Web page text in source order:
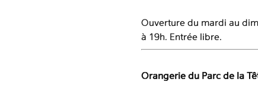
Ouverture du mardi au
à 19h. Entrée libre.
Orangerie du Parc de la